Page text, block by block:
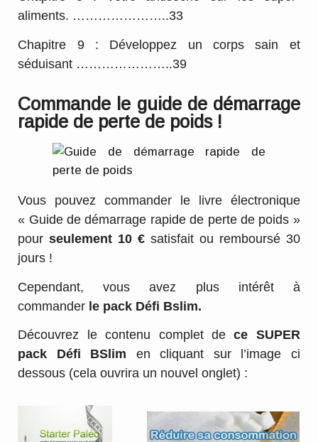
aliments. …………………..33
Chapitre 9 : Développez un corps sain et
séduisant …………………..39
Commande le guide de démarrage
rapide de perte de poids !
Vous pouvez commander le livre électronique
« Guide de démarrage rapide de perte de poids »
pourseulement 10 € satisfait ou remboursé 30
jours !
Cependant, vous avez plus intérêt à
commander le pack Défi Bslim.
Découvrez le contenu complet dece SUPER
pack Défi BSlim en cliquant sur l’image ci
dessous (cela ouvrira un nouvel onglet) :